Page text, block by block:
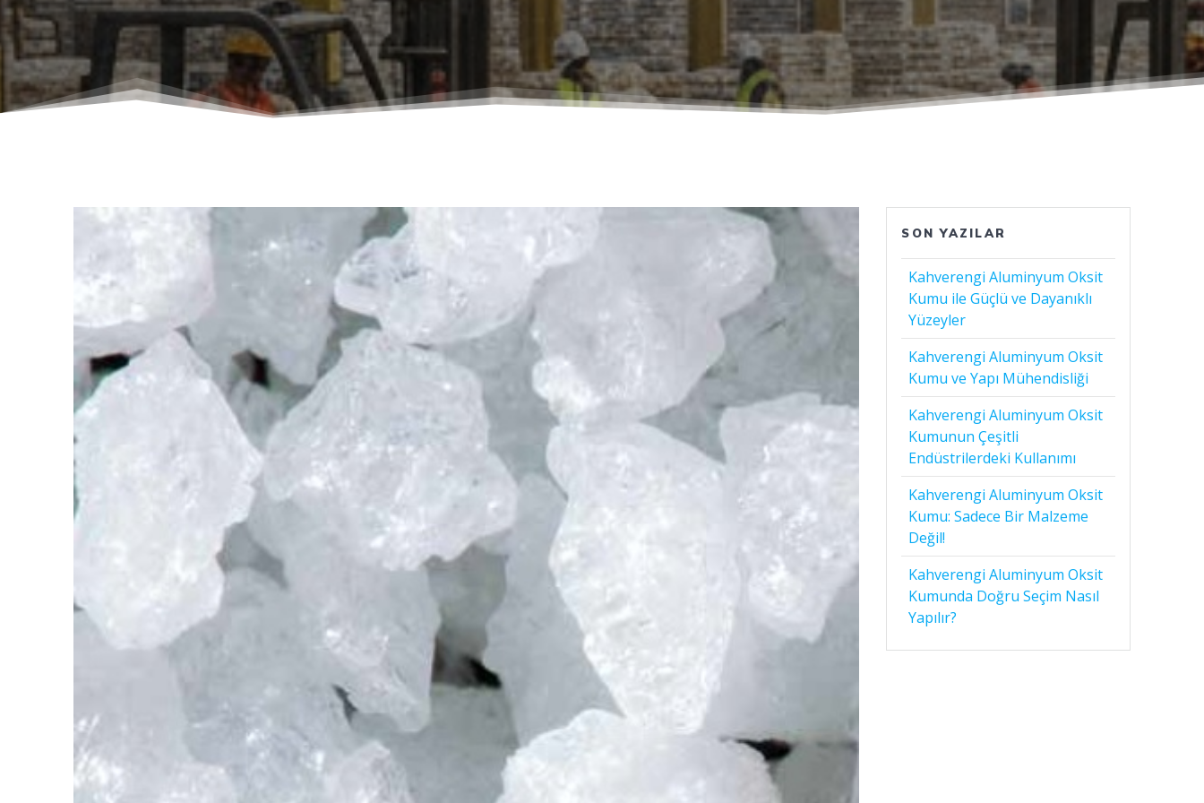
SON YAZILAR
Kahverengi Aluminyum Oksit
Kumu ile Güçlü ve Dayanıklı
Yüzeyler
Kahverengi Aluminyum Oksit
Kumu ve Yapı Mühendisliği
Kahverengi Aluminyum Oksit
Kumunun Çeşitli
Endüstrilerdeki Kullanımı
Kahverengi Aluminyum Oksit
Kumu: Sadece Bir Malzeme
Değil!
Kahverengi Aluminyum Oksit
Kumunda Doğru Seçim Nasıl
Yapılır?